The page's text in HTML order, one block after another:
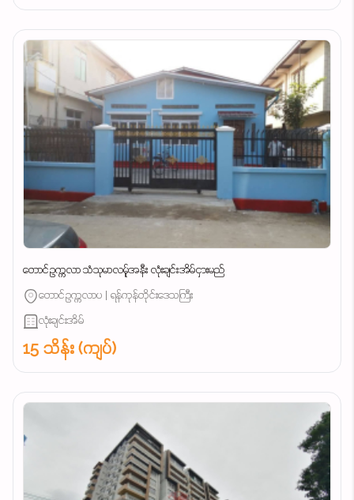
တောင်ဥက္ကလာ သံသုမာလမ်ူအနီး လုံးချင်းအိမ်ငှားမည်
တောင်ဥက္ကလာပ | ရန်ကုန်တိုင်းဒေသကြီး
လုံးချင်းအိမ်
15 သိန်း (ကျပ်)